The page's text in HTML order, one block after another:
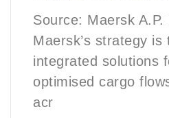
Source: Maersk A.P.
Maersk’s strategy is
integrated solutions
optimised cargo
acr